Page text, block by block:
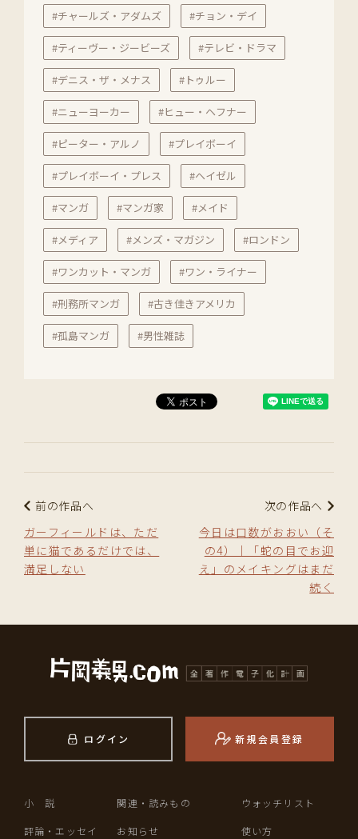
#チャールズ・アダムズ #チョン・デイ
#ティーヴー・ジービーズ #テレビ・ドラマ
#デニス・ザ・メナス #トゥルー
#ニューヨーカー #ヒュー・ヘフナー
#ピーター・アルノ #プレイボーイ
#プレイボーイ・プレス #ヘイゼル
#マンガ #マンガ家 #メイド
#メディア #メンズ・マガジン #ロンドン
#ワンカット・マンガ #ワン・ライナー
#刑務所マンガ #古き佳きアメリカ
#孤島マンガ #男性雑誌
前の作品へ
ガーフィールドは、ただ
単に猫であるだけでは、
満足しない
次の作品へ
今日は口数がおおい（そ
の4）｜「蛇の目でお迎
え」のメイキングはまだ
続く
ログイン 新規会員登録
小 説
評論・エッセイ
関連・読みもの
お知らせ
ウォッチリスト
使い方